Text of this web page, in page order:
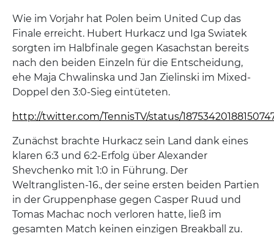
Wie im Vorjahr hat Polen beim United Cup das
Finale erreicht. Hubert Hurkacz und Iga Swiatek
sorgten im Halbfinale gegen Kasachstan bereits
nach den beiden Einzeln für die Entscheidung,
ehe Maja Chwalinska und Jan Zielinski im Mixed-
Doppel den 3:0-Sieg eintüteten.
http://twitter.com/TennisTV/status/
Zunächst brachte Hurkacz sein Land dank eines
klaren 6:3 und 6:2-Erfolg über Alexander
Shevchenko mit 1:0 in Führung. Der
Weltranglisten-16., der seine ersten beiden Partien
in der Gruppenphase gegen Casper Ruud und
Tomas Machac noch verloren hatte, ließ im
gesamten Match keinen einzigen Breakball zu.